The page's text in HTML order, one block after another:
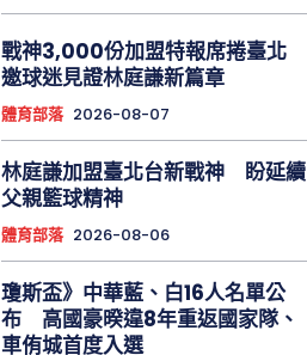
戰神3,000份加盟特報席捲臺北
邀球迷見證林庭謙新篇章
體育部落 2026-08-07
林庭謙加盟臺北台新戰神 盼延續
父親籃球精神
體育部落 2026-08-06
瓊斯盃》中華藍、白16人名單公
布 高國豪暌違8年重返國家隊、
車侑城首度入選